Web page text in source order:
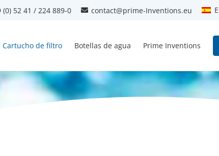
(0) 52 41 / 224 889-0 contact@prime-Inventions.eu
Cartucho de filtro Botellas de agua Prime Inventions